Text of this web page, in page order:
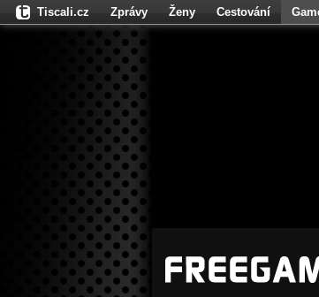
Tiscali.cz Zprávy Ženy Cestování
Fights.cz